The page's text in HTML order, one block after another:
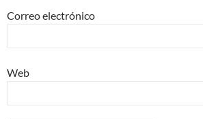
Correo electrónico
Web